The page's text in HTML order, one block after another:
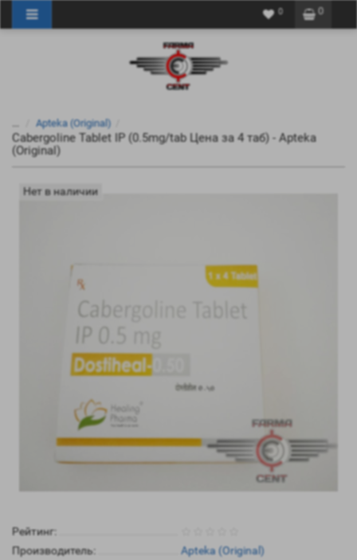
0
0
Apteka (Original)
Cabergoline Tablet IP (0.5mg/tab Цена за 4 таб) - Apteka
(Original)
Нет в наличии
Рейтинг:
Производитель:
Apteka (Original)